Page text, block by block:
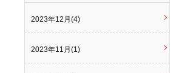
2023年12月(4)
2023年11月(1)